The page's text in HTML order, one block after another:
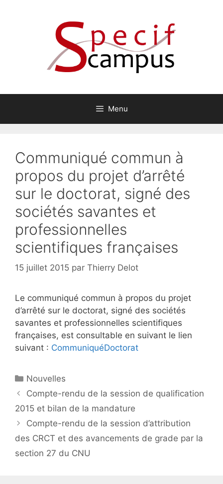
Menu
Communiqué commun à
propos du projet d’arrêté
sur le doctorat, signé des
sociétés savantes et
professionnelles
scientifiques françaises
15 juillet 2015 par Thierry Delot
Le communiqué commun à propos du projet
d’arrêté sur le doctorat, signé des sociétés
savantes et professionnelles scientifiques
françaises, est consultable en suivant le lien
suivant : CommuniquéDoctorat
Catégories
Nouvelles
Compte-rendu de la session de qualification
2015 et bilan de la mandature
Compte-rendu de la session d’attribution
des CRCT et des avancements de grade par la
section 27 du CNU